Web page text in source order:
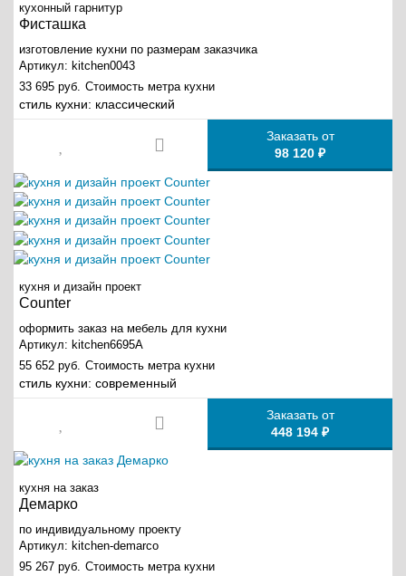
кухонный гарнитур
Фисташка
изготовление кухни по размерам заказчика
Артикул: kitchen0043
33 695 руб. Стоимость метра кухни
стиль кухни: классический
Заказать от
98 120 ₽
кухня и дизайн проект
Counter
оформить заказ на мебель для кухни
Артикул: kitchen6695A
55 652 руб. Стоимость метра кухни
стиль кухни: современный
Заказать от
448 194 ₽
кухня на заказ
Демарко
по индивидуальному проекту
Артикул: kitchen-demarco
95 267 руб. Стоимость метра кухни